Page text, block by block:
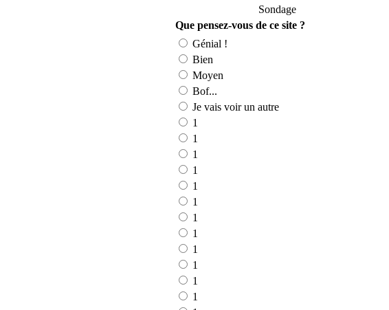
Sondage
Que pensez-vous de ce site ?
Génial !
Bien
Moyen
Bof...
Je vais voir un autre
1
1
1
1
1
1
1
1
1
1
1
1